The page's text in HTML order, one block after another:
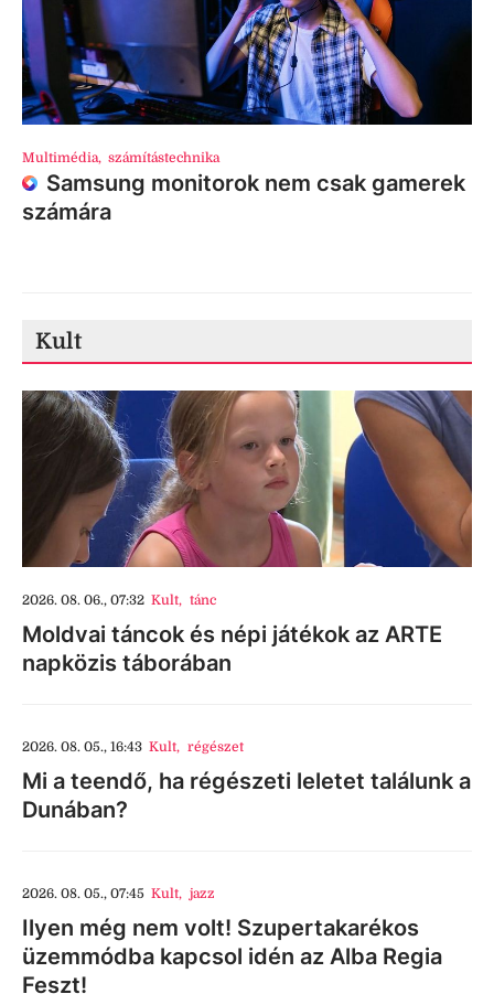
Multimédia, számítástechnika
Samsung monitorok nem csak gamerek
számára
Kult
2026. 08. 06., 07:32 Kult, tánc
Moldvai táncok és népi játékok az ARTE
napközis táborában
2026. 08. 05., 16:43 Kult, régészet
Mi a teendő, ha régészeti leletet találunk a
Dunában?
2026. 08. 05., 07:45 Kult, jazz
Ilyen még nem volt! Szupertakarékos
üzemmódba kapcsol idén az Alba Regia
Feszt!